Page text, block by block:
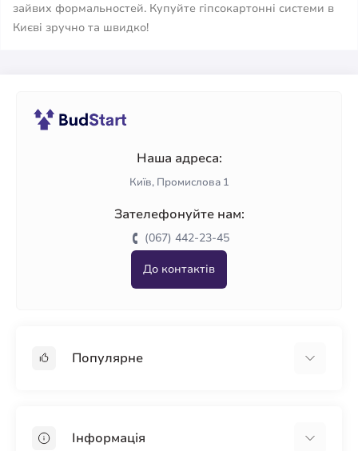
зайвих формальностей. Купуйте гіпсокартонні системи в
Києві зручно та швидко!
Наша адреса:
Київ, Промислова 1
Зателефонуйте нам:
(067) 442-23-45
До контактів
Популярне
ПінопластІнформація